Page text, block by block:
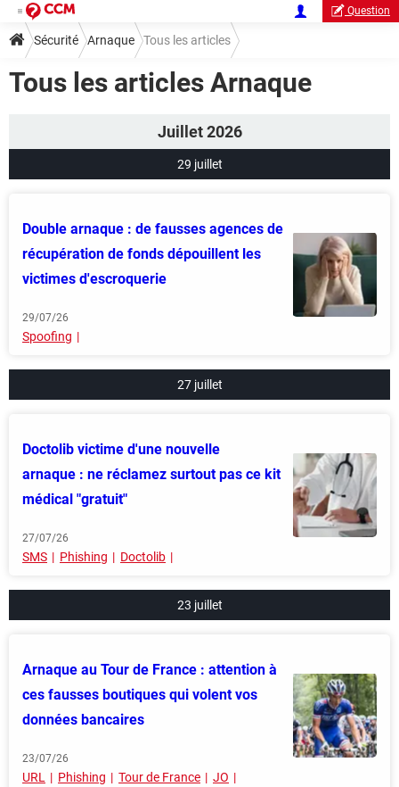
Question
Sécurité Arnaque Tous les articles
Tous les articles Arnaque
Juillet 2026
29 juillet
Double arnaque : de fausses agences de
récupération de fonds dépouillent les
victimes d'escroquerie
29/07/26
Spoofing
27 juillet
Doctolib victime d'une nouvelle
arnaque : ne réclamez surtout pas ce kit
médical "gratuit"
27/07/26
SMS Phishing Doctolib
23 juillet
Arnaque au Tour de France : attention à
ces fausses boutiques qui volent vos
données bancaires
23/07/26
URL Phishing Tour de France JO